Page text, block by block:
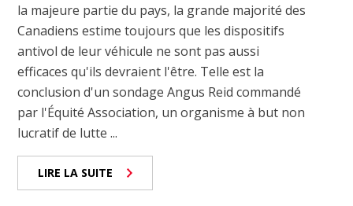
la majeure partie du pays, la grande majorité des
Canadiens estime toujours que les dispositifs
antivol de leur véhicule ne sont pas aussi
efficaces qu'ils devraient l'être. Telle est la
conclusion d'un sondage Angus Reid commandé
par l'Équité Association, un organisme à but non
lucratif de lutte ...
LIRE LA SUITE